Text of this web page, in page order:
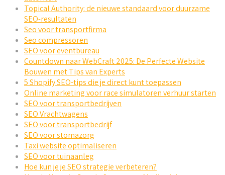
Topical Authority: de nieuwe standaard voor duurzame
SEO-resultaten
Seo voor transportfirma
Seo compressoren
SEO voor eventbureau
Countdown naar WebCraft 2025: De Perfecte Website
Bouwen met Tips van Experts
5 Shopify SEO-tips die je direct kunt toepassen
Online marketing voor race simulatoren verhuur starten
SEO voor transportbedrijven
SEO Vrachtwagens
SEO voor transportbedrijf
SEO voor stomazorg
Taxi website optimaliseren
SEO voor tuinaanleg
Hoe kun je je SEO strategie verbeteren?